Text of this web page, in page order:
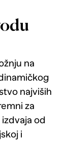
na
najviših
za
od
i